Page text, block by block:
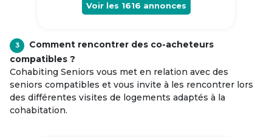
Voir les 1616 annonces
3
Comment rencontrer des co-acheteurs
compatibles ?
Cohabiting Seniors vous met en relation avec des
seniors compatibles et vous invite à les rencontrer lors
des différentes visites de logements adaptés à la
cohabitation.